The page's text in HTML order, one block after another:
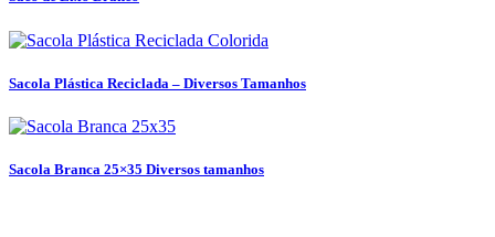
Sacola Plástica Reciclada – Diversos Tamanhos
Sacola Branca 25×35 Diversos tamanhos